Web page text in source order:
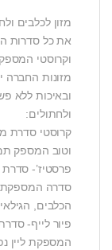
מזון לכלבים
את כל סדרות
וקרוסטי
מזונות החברה
ובאיכות ללא
ולחתולים:
קרוסטי סדרת
וטוב המספק
פרסטיז’-
סדרה המספקת
הכלבים,
פיור לייף-
המספקת ליין